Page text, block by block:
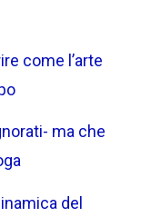
come l’arte
ma che
del